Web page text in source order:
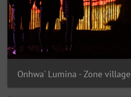
Onhwa' Lumina - Zone village